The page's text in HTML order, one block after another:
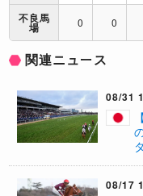
不良馬
場 0 0
関連ニュース
08/31
08/17